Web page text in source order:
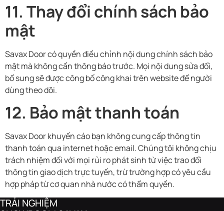
11. Thay đổi chính sách bảo
mật
Savax Door có quyền điều chỉnh nội dung chính sách bảo
mật mà không cần thông báo trước. Mọi nội dung sửa đổi,
bổ sung sẽ được công bố công khai trên website để người
dùng theo dõi.
12. Bảo mật thanh toán
Savax Door khuyến cáo bạn không cung cấp thông tin
thanh toán qua internet hoặc email. Chúng tôi không chịu
trách nhiệm đối với mọi rủi ro phát sinh từ việc trao đổi
thông tin giao dịch trực tuyến, trừ trường hợp có yêu cầu
hợp pháp từ cơ quan nhà nước có thẩm quyền.
TRẢI NGHIỆM